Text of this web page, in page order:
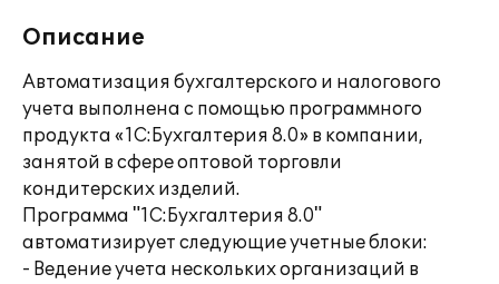
Описание
Автоматизация бухгалтерского и налогового
учета выполнена с помощью программного
продукта «1С:Бухгалтерия 8.0» в компании,
занятой в сфере оптовой торговли
кондитерских изделий.
Программа "1С:Бухгалтерия 8.0"
автоматизирует следующие учетные блоки:
- Ведение учета нескольких организаций в